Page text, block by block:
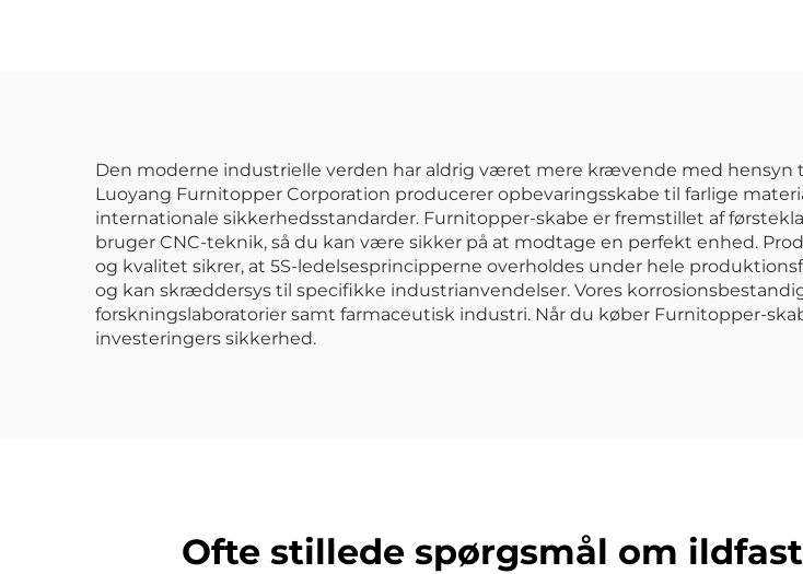
metalværktøjsvogn,
kabinet
Den moderne industrielle verden har aldrig været mere krævende med hensyn
Luoyang Furnitopper Corporation producerer opbevaringsskabe til farlige
internationale sikkerhedsstandarder. Furnitopper-skabe er fremstillet af
bruger CNC-teknik, så du kan være sikker på at modtage en perfekt enhed.
og kvalitet sikrer, at 5S-ledelsesprincipperne overholdes under hele
og kan skræddersys til specifikke industrianvendelser. Vores
forskningslaboratorier samt farmaceutisk industri. Når du køber Furnitopper-
investeringers sikkerhed.
Ofte stillede spørgsmål om